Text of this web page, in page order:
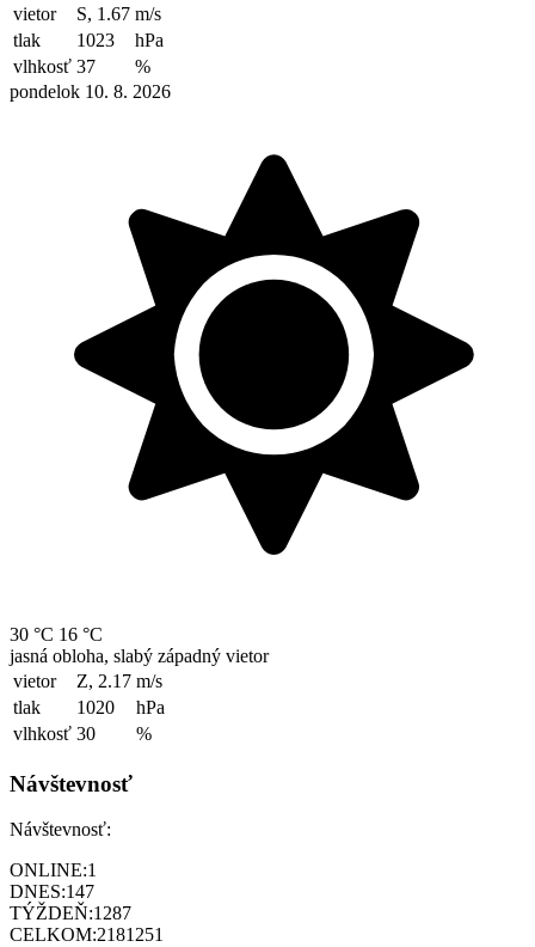
vietor
S, 1.67 m/s
tlak
1023
hPa
vlhkosť 37
%
pondelok 10. 8. 2026
30 °C 16 °C
jasná obloha, slabý západný vietor
vietor
Z, 2.17 m/s
tlak
1020
hPa
vlhkosť 30 %
Návštevnosť
Návštevnosť:
ONLINE:1
DNES:147
TÝŽDEŇ:1287
CELKOM:2181251